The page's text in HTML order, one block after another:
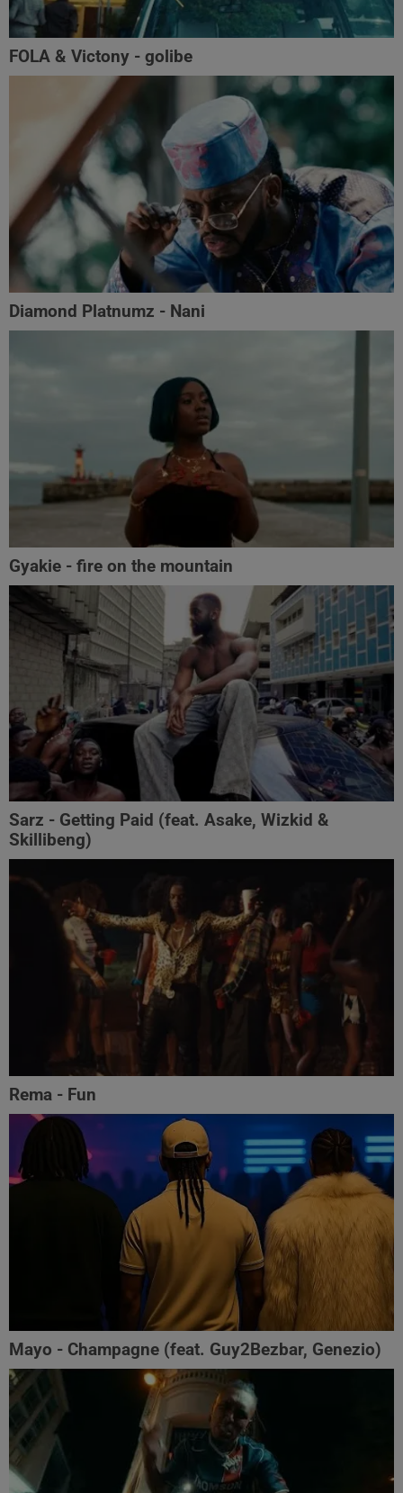
FOLA & Victony - golibe
Diamond Platnumz - Nani
Gyakie - fire on the mountain
Sarz - Getting Paid (feat. Asake, Wizkid &
Skillibeng)
Rema - Fun
Mayo - Champagne (feat. Guy2Bezbar, Genezio)